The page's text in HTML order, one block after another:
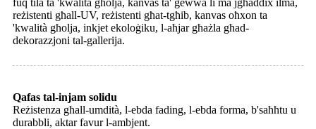
fuq tila ta 'kwalità għolja, kanvas ta' ġewwa li ma jgħaddix ilma,
reżistenti għall-UV, reżistenti għat-tgħib, kanvas oħxon ta
'kwalità għolja, inkjet ekoloġiku, l-aħjar għażla għad-
dekorazzjoni tal-gallerija.
Qafas tal-injam solidu
Reżistenza għall-umdità, l-ebda fading, l-ebda forma, b'saħħtu u
durabbli, aktar favur l-ambjent.